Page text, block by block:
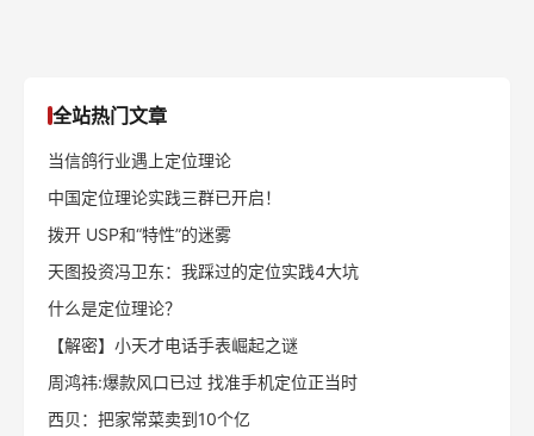
全站热门文章
当信鸽行业遇上定位理论
中国定位理论实践三群已开启！
拨开 USP和“特性”的迷雾
天图投资冯卫东：我踩过的定位实践4大坑
什么是定位理论？
【解密】小天才电话手表崛起之谜
周鸿祎:爆款风口已过 找准手机定位正当时
西贝：把家常菜卖到10个亿